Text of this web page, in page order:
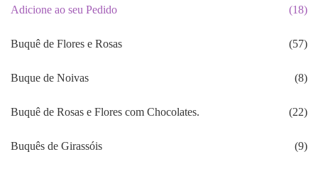
Adicione ao seu Pedido (18)
Buquê de Flores e Rosas (57)
Buque de Noivas (8)
Buquê de Rosas e Flores com Chocolates. (22)
Buquês de Girassóis (9)